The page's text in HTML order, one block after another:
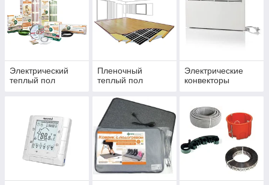
Электрический
теплый пол
Пленочный
теплый пол
Электрические
конвекторы